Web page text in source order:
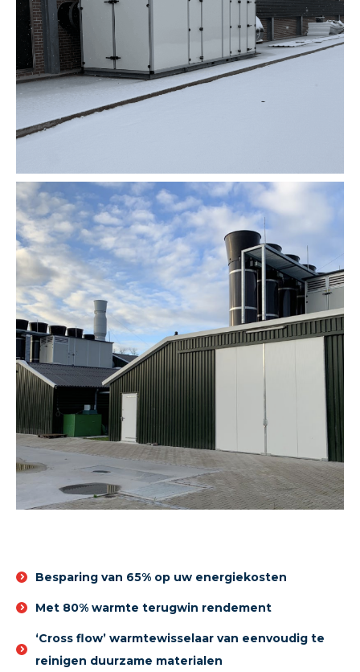
Besparing van 65% op uw energiekosten
Met 80% warmte terugwin rendement
‘Cross flow’ warmtewisselaar van eenvoudig te
reinigen duurzame materialen